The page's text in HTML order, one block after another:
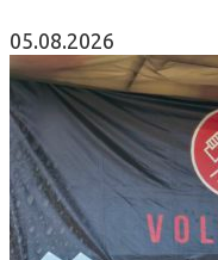
05.08.2026